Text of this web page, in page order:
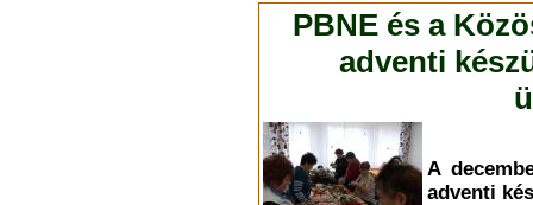
PBNE és a
adventi
A
adventi